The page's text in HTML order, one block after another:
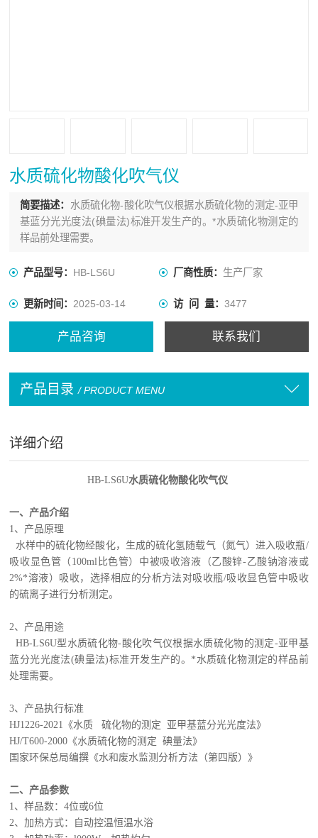
水质硫化物酸化吹气仪
简要描述： 水质硫化物-酸化吹气仪根据水质硫化物的测定-亚甲
基蓝分光光度法(碘量法)标准开发生产的。*水质硫化物测定的
样品前处理需要。
产品型号： HB-LS6U 厂商性质： 生产厂家
更新时间：2025-03-14 访 问 量： 3477
产品咨询 联系我们
产品目录 / PRODUCT MENU
详细介绍
HB-LS6U水质硫化物酸化吹气仪
一、产品介绍
1、产品原理
水样中的硫化物经酸化，生成的硫化氢随载气（氮气）进入吸收瓶/
吸收显色管（ 100ml 比色管）中被吸收溶液（乙酸锌-乙酸钠溶液或
2%*溶液）吸收，选择相应的分析方法对吸收瓶/吸收显色管中吸收
的硫离子进行分析测定。
2、产品用途
HB-LS6U型水质硫化物-酸化吹气仪根据水质硫化物的测定-亚甲基
蓝分光光度法(碘量法)标准开发生产的。*水质硫化物测定的样品前
处理需要。
3、产品执行标准
HJ1226-2021 《水质 硫化物的测定 亚甲基蓝分光光度法》
HJ/T600-2000 《水质硫化物的测定 碘量法》
国家环保总局编撰《水和废水监测分析方法（第四版）》
二、产品参数
1、样品数：4位或6位
2、加热方式：自动控温恒温水浴